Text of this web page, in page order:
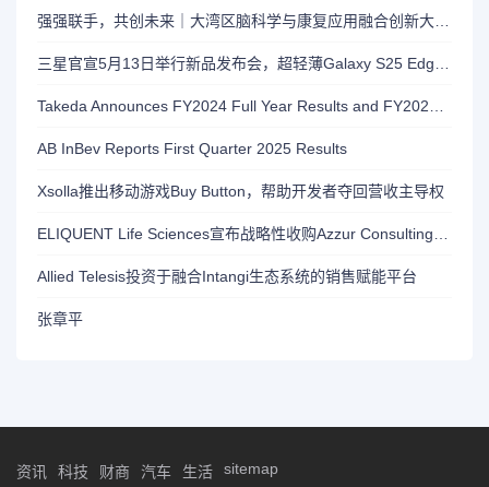
AB InBev Reports First Quarter 2025 Results
Xsolla推出移动游戏Buy Button，帮助开发者夺回营收主导权
Allied Telesis投资于融合Intangi生态系统的销售赋能平台
张章平
资讯 科技 财商 汽车 生活 sitemap